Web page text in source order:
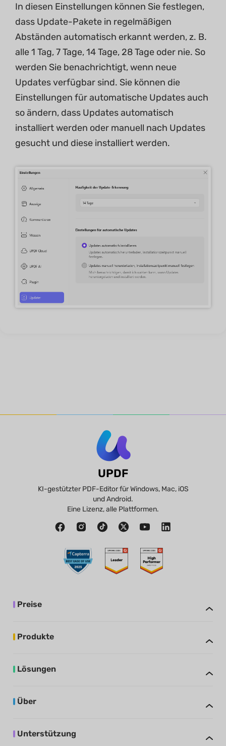
In diesen Einstellungen können Sie festlegen,
dass Update-Pakete in regelmäßigen
Abständen automatisch erkannt werden, z. B.
alle 1 Tag, 7 Tage, 14 Tage, 28 Tage oder nie. So
werden Sie benachrichtigt, wenn neue
Updates verfügbar sind. Sie können die
Einstellungen für automatische Updates auch
so ändern, dass Updates automatisch
installiert werden oder manuell nach Updates
gesucht und diese installiert werden.
UPDF
KI-gestützter PDF-Editor für Windows, Mac, iOS
und Android.
Eine Lizenz, alle Plattformen.
Preise
Produkte
Lösungen
Über
Unterstützung